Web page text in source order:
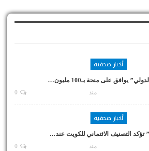
أخبار صحفية
يوافق على منحة بـ100 مليون…
منذ
أخبار صحفية
تؤكد التصنيف الائتماني للكويت عند…
منذ